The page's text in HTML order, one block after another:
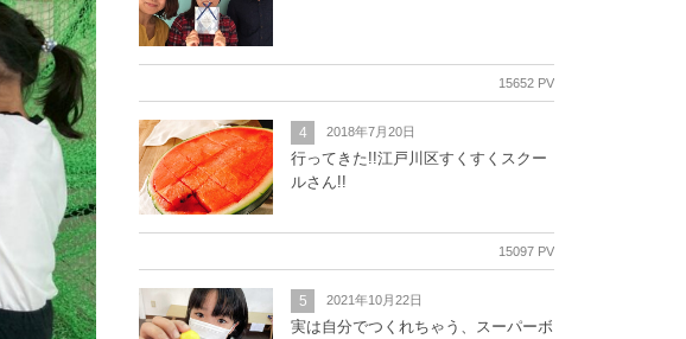
15652 PV
4 2018年7月20日
行ってきた!!江戸川区すくすくスクー
ルさん!!
15097 PV
5 2021年10月22日
実は自分でつくれちゃう、スーパーボ